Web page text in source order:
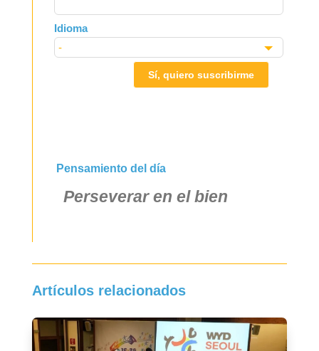
Idioma
Sí, quiero suscribirme
Pensamiento del día
Perseverar en el bien
Artículos relacionados